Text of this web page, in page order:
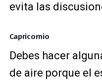
evita las
Capricornio
Debes hacer
de aire porque el